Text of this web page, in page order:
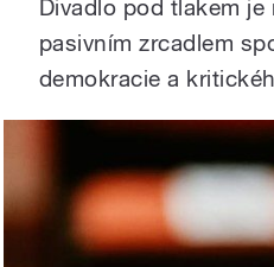
Divadlo pod tlakem
pasivním zrcadlem
demokracie a